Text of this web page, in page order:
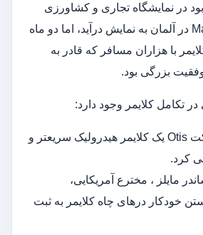
بود در نمایشگاه تجاری و کشاورزی
Mannheim Pfalzgau در آلمان به نمایش درآید، اما دو ماه
با هزاران مسافر که قادر به
بزرگی بود.
تکامل کلایمر وجود دارد:
در سال 1878، شرکت Otis یک کلایمر هیدرولیک سریعتر و
کرد.
الکساندر مایلز ، مخترع آمریکایی،
خودکار درهای چاه کلایمر به ثبت